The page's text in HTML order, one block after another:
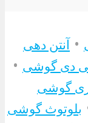
• آنتن دهی
دی گوشی •
گوشی
بلوتوث گوشی